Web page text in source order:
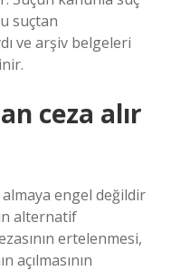
suçtan
ve arşiv belgeleri
ceza alır
almaya engel değildir
alternatif
ertelenmesi,
açılmasının